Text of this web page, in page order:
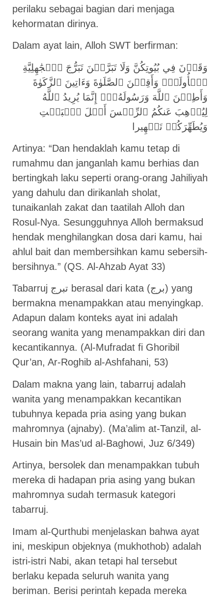
perilaku sebagai bagian dari menjaga
kehormatan dirinya.
Dalam ayat lain, Alloh SWT berfirman:
وَقَرۡنَ فِي بُيُوتِكُنَّ وَلَا تَبَرَّجۡنَ تَبَرُّجَ ٱلۡجَٰهِلِيَّةِ
ٱلۡأُولَىٰۖ وَأَقِمۡنَ ٱلصَّلَوٰةَ وَءَاتِينَ ٱلزَّكَوٰةَ
وَأَطِعۡنَ ٱللَّهَ وَرَسُولَهُۥٓۚ إِنَّمَا يُرِيدُ ٱللَّهُ
لِيُذۡهِبَ عَنكُمُ ٱلرِّجۡسَ أَهۡلَ ٱلۡبَيۡتِ
وَيُطَهِّرَكُمۡ تَطۡهِيرا
Artinya: “Dan hendaklah kamu tetap di
rumahmu dan janganlah kamu berhias dan
bertingkah laku seperti orang-orang Jahiliyah
yang dahulu dan dirikanlah sholat,
tunaikanlah zakat dan taatilah Alloh dan
Rosul-Nya. Sesungguhnya Alloh bermaksud
hendak menghilangkan dosa dari kamu, hai
ahlul bait dan membersihkan kamu sebersih-
bersihnya.” (QS. Al-Ahzab Ayat 33)
Tabarruj تبرج berasal dari kata (برج) yang
bermakna menampakkan atau menyingkap.
Adapun dalam konteks ayat ini adalah
seorang wanita yang menampakkan diri dan
kecantikannya. (Al-Mufradat fi Ghoribil
Qur’an, Ar-Roghib al-Ashfahani, 53)
Dalam makna yang lain, tabarruj adalah
wanita yang menampakkan kecantikan
tubuhnya kepada pria asing yang bukan
mahromnya (ajnaby). (Ma’alim at-Tanzil, al-
Husain bin Mas’ud al-Baghowi, Juz 6/349)
Artinya, bersolek dan menampakkan tubuh
mereka di hadapan pria asing yang bukan
mahromnya sudah termasuk kategori
tabarruj.
Imam al-Qurthubi menjelaskan bahwa ayat
ini, meskipun objeknya (mukhothob) adalah
istri-istri Nabi, akan tetapi hal tersebut
berlaku kepada seluruh wanita yang
beriman. Berisi perintah kepada mereka